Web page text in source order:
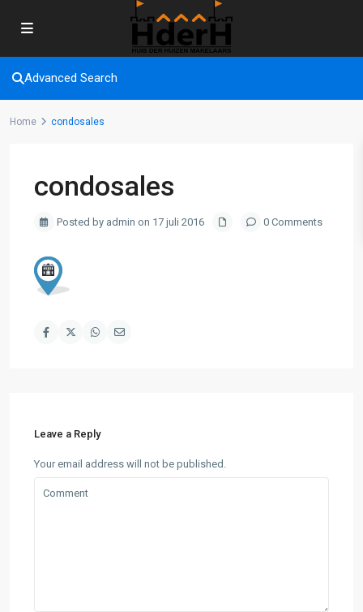
Advanced Search
Home condosales
condosales
Posted by admin on 17 juli 2016 0 Comments
Leave a Reply
Your email address will not be published.